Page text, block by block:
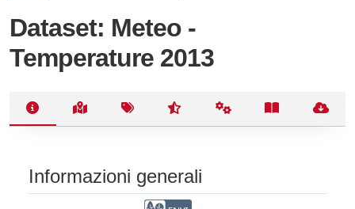
Dataset: Meteo -
Temperature 2013
Informazioni generali